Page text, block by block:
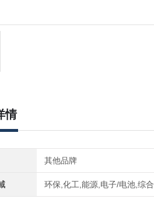
情
其他品牌
环保,化工,能源,电子/电池,综合